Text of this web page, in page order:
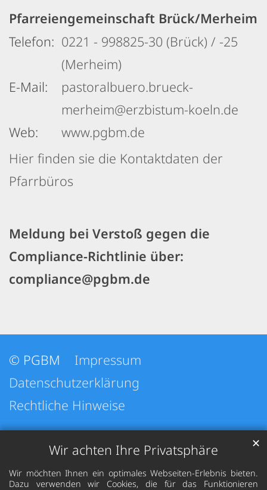
Wir achten Ihre Privatsphäre
Wir möchten Ihnen ein optimales Webseiten-Erlebnis bieten.
Dazu verwenden wir Cookies, die für das Funktionieren
✕
Pfarreiengemeinschaft Brück/Merheim
Telefon: 0221 - 998825-30 (Brück) / -25
(Merheim)
E-Mail:
pastoralbuero.brueck-
merheim@erzbistum-koeln.de
Web:
www.pgbm.de
Hier finden sie die Kontaktdaten der
Pfarrbüros
Meldung bei Verstoß gegen die
Compliance-Richtlinie über:
compliance@pgbm.de
© PGBM
Impressum
Datenschutzerklärung
Rechtliche Hinweise